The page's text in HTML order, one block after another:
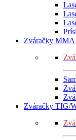
Zváračky MMA
Zváračky TIG/